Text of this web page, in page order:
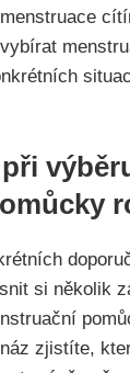
si několik
zjistíte,